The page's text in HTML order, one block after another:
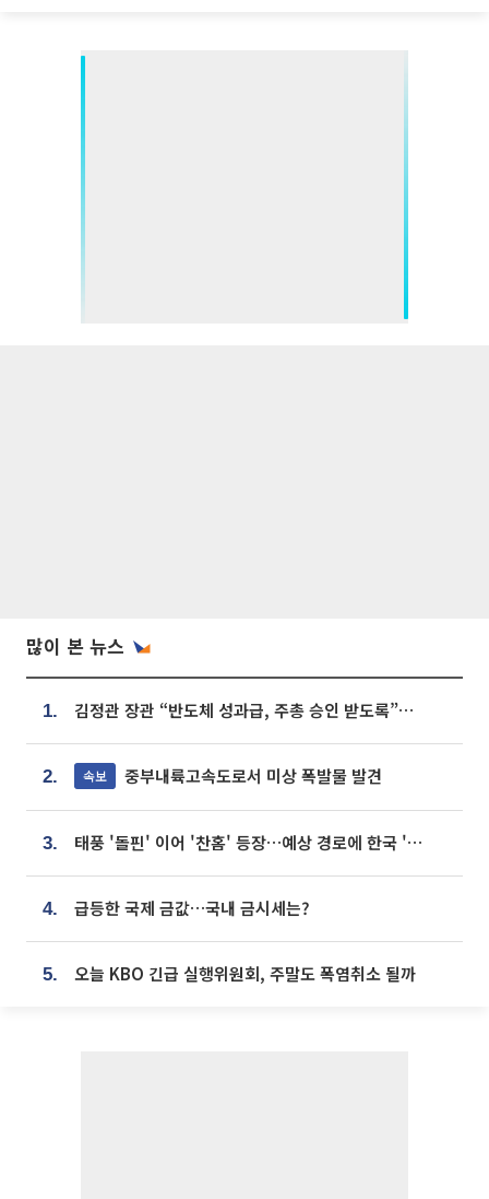
많이 본 뉴스
1. 김정관 장관 “반도체 성과급, 주총 승인 받도록”…상법·자본시장법 개정 시사
2. 속보 중부내륙고속도로서 미상 폭발물 발견
3. 태풍 '돌핀' 이어 '찬홈' 등장…예상 경로에 한국 '한숨'
4. 급등한 국제 금값…국내 금시세는?
5. 오늘 KBO 긴급 실행위원회, 주말도 폭염취소 될까